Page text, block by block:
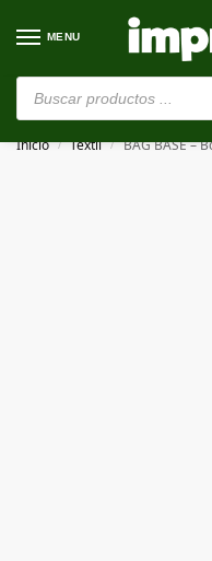
MENU
⚠️ Estamos en
Inicio / Textil / BAG BASE –